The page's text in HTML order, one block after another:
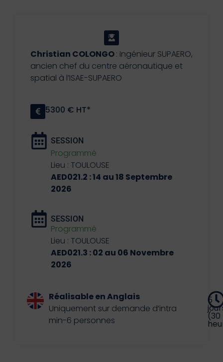
Christian COLONGO: Ingénieur SUPAERO,
ancien chef du centre aéronautique et
spatial à l’ISAE-SUPAERO
5300 € HT*
SESSION
Programmé
Lieu : TOULOUSE
AED021.2 : 14 au 18 Septembre
2026
SESSION
Programmé
Lieu : TOULOUSE
AED021.3 : 02 au 06 Novembre
2026
Réalisable en Anglais
Uniquement sur demande d’intra
min-6 personnes
5
(30